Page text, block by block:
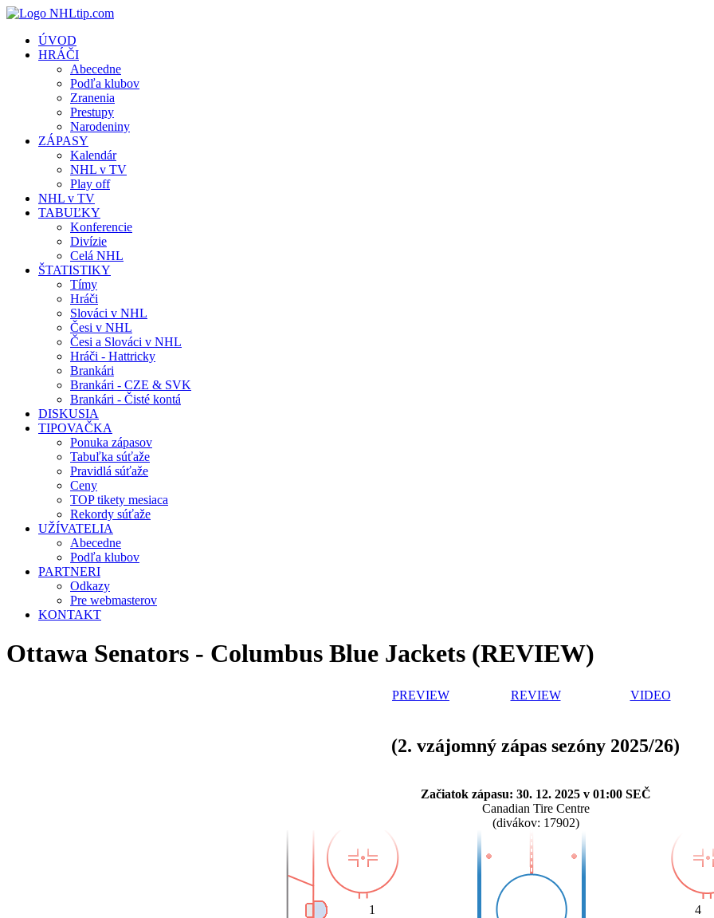
ÚVOD
HRÁČI
Abecedne
Podľa klubov
Zranenia
Prestupy
Narodeniny
ZÁPASY
Kalendár
NHL v TV
Play off
NHL v TV
TABUĽKY
Konferencie
Divízie
Celá NHL
ŠTATISTIKY
Tímy
Hráči
Slováci v NHL
Česi v NHL
Česi a Slováci v NHL
Hráči - Hattricky
Brankári
Brankári - CZE & SVK
Brankári - Čisté kontá
DISKUSIA
TIPOVAČKA
Ponuka zápasov
Tabuľka súťaže
Pravidlá súťaže
Ceny
TOP tikety mesiaca
Rekordy súťaže
UŽÍVATELIA
Abecedne
Podľa klubov
PARTNERI
Odkazy
Pre webmasterov
KONTAKT
Ottawa Senators - Columbus Blue Jackets (REVIEW)
PREVIEW REVIEW VIDEO
(2. vzájomný zápas sezóny 2025/26)
Začiatok zápasu: 30. 12. 2025 v 01:00 SEČ
Canadian Tire Centre
(divákov: 17902)
1 4